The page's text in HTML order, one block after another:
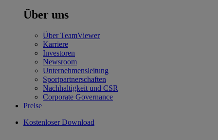
Über uns
Über TeamViewer
Karriere
Investoren
Newsroom
Unternehmensleitung
Sportpartnerschaften
Nachhaltigkeit und CSR
Corporate Governance
Preise
Kostenloser Download